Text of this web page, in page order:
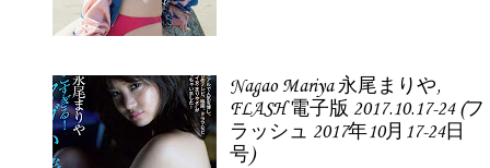
Nagao Mariya 永尾まりや,
FLASH 電子版 2017.10.17-24 (フ
ラッシュ 2017年10月17-24日
号)